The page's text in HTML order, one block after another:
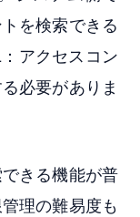
を検索できる
アクセスコン
必要がありま
きる機能が普
理の難易度も